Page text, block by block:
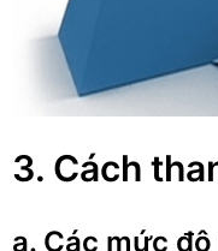
3. Cách
a. Các mức